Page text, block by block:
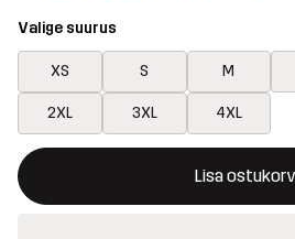
Valige suurus
XS S M
2XL 3XL 4XL
Lisa
See nupp avab modaali, mis kinnitab
{{size}} pole saadaval